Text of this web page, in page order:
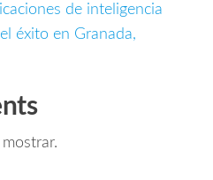
de inteligencia
éxito en Granada,